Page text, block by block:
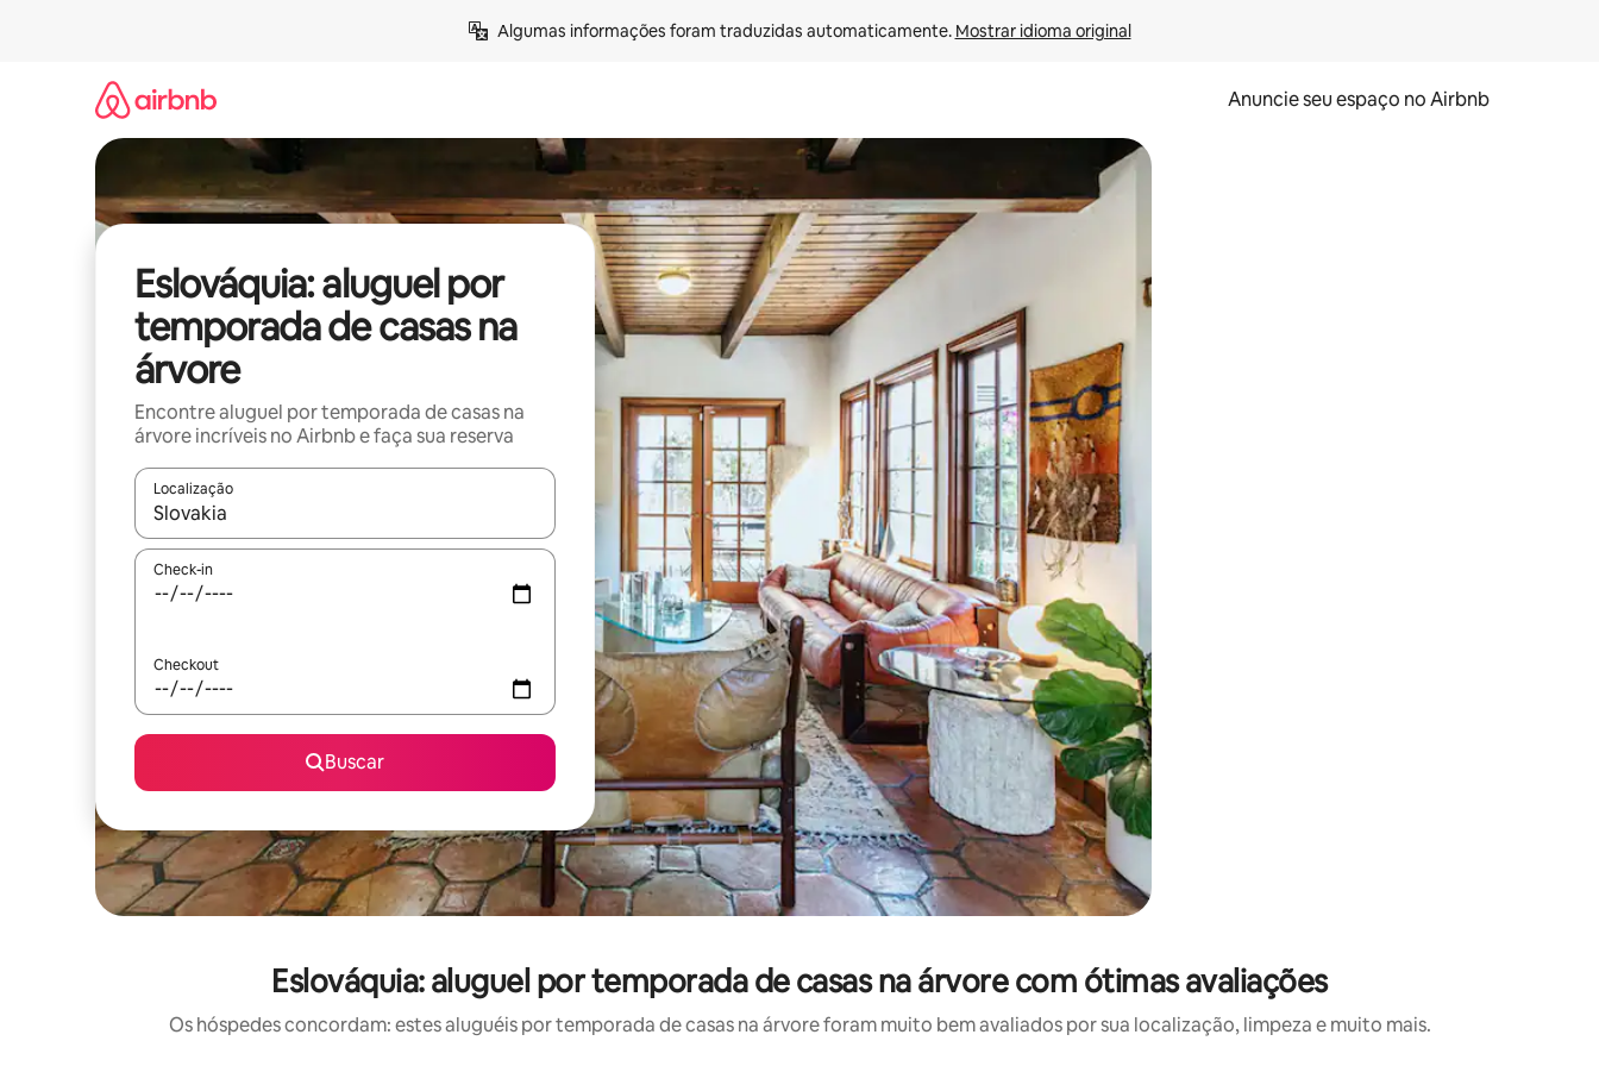
Algumas informações foram traduzidas automaticamente. Mostrar idioma original
Anuncie seu espaço no Airbnb
Eslováquia: aluguel por
temporada de casas na
árvore
Encontre aluguel por temporada de casas na
árvore incríveis no Airbnb e faça sua reserva
Localização
Quando os resultados estiverem disponíveis, explore-os usando as seta para cima e para baixo do teclado ou tocando e deslizando o dedo na tela.
Check-in
Checkout
Buscar
Eslováquia: aluguel por temporada de casas na árvore com ótimas avaliações
Os hóspedes concordam: estes aluguéis por temporada de casas na árvore foram muito bem avaliados por sua localização, limpeza e muito mais.